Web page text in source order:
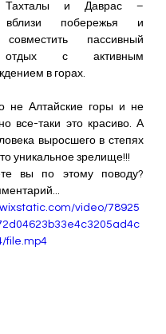
Тахталы и Даврас –
вблизи побережья и
пассивный
отдых с активным
в горах.
все-таки это красиво. А
выросшего в степях
уникальное зрелище!!!
video/78925
file.mp4